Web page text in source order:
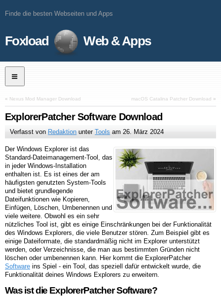
Finde die besten Webseiten und Apps
Foxload Web & Apps
« Nexus Mod Manager Download macOS Catalina Patcher Download »
ExplorerPatcher Software Download
Verfasst von Redaktion unterTools am26. März 2024
Der Windows Explorer ist das
Standard-Dateimanagement-Tool, das
in jeder Windows-Installation
enthalten ist. Es ist eines der am
häufigsten genutzten System-Tools
und bietet grundlegende
Dateifunktionen wie Kopieren,
Einfügen, Löschen, Umbenennen und
viele weitere. Obwohl es ein sehr
nützliches Tool ist, gibt es einige Einschränkungen bei der Funktionalität
des Windows Explorers, die viele Benutzer stören. Zum Beispiel gibt es
einige Dateiformate, die standardmäßig nicht im Explorer unterstützt
werden, oder Verzeichnisse, die man aus bestimmten Gründen nicht
löschen oder umbenennen kann. Hier kommt die ExplorerPatcher
Software ins Spiel - ein Tool, das speziell dafür entwickelt wurde, die
Funktionalität deines Windows Explorers zu erweitern.
Was ist die ExplorerPatcher Software?